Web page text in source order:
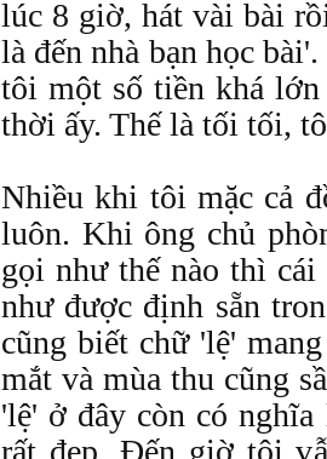
lúc 8 giờ, hát vài bài
là đến nhà bạn học
tôi một số tiền khá
thời ấy. Thế là tối tối,
Nhiều khi tôi mặc cả
luôn. Khi ông chủ
gọi như thế nào thì
như được định sẵn
cũng biết chữ 'lệ'
mắt và mùa thu cũng
'lệ' ở đây còn có
rất đẹp. Đến giờ tôi